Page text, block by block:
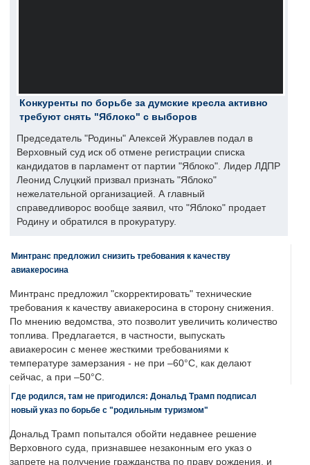
Конкуренты по борьбе за думские кресла активно
требуют снять "Яблоко" с выборов
Председатель "Родины" Алексей Журавлев подал в
Верховный суд иск об отмене регистрации списка
кандидатов в парламент от партии "Яблоко". Лидер ЛДПР
Леонид Слуцкий призвал признать "Яблоко"
нежелательной организацией. А главный
справедливорос вообще заявил, что "Яблоко" продает
Родину и обратился в прокуратуру.
Минтранс предложил снизить требования к качеству
авиакеросина
Минтранс предложил "скорректировать" технические
требования к качеству авиакеросина в сторону снижения.
По мнению ведомства, это позволит увеличить количество
топлива. Предлагается, в частности, выпускать
авиакеросин с менее жесткими требованиями к
температуре замерзания - не при –60°C, как делают
сейчас, а при –50°C.
Где родился, там не пригодился: Дональд Трамп подписал
новый указ по борьбе с "родильным туризмом"
Дональд Трамп попытался обойти недавнее решение
Верховного суда, признавшее незаконным его указ о
запрете на получение гражданства по праву рождения, и